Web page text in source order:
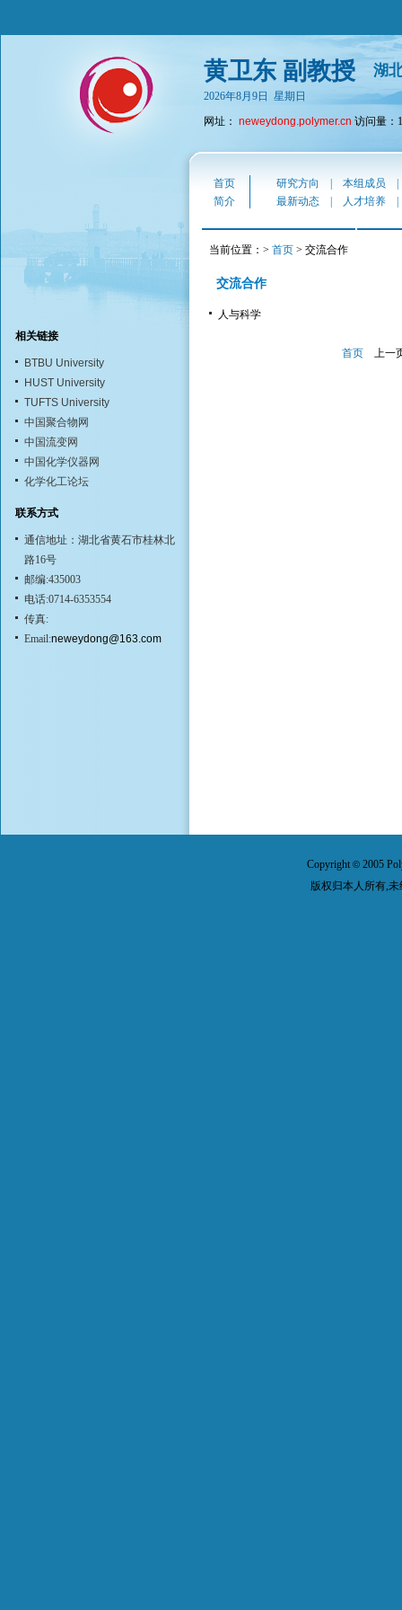
黄卫东 副教授 湖
2026年8月9日 星期日
网址： neweydong.polymer.cn 访问量：
相关链接
BTBU University
HUST University
TUFTS University
中国聚合物网
中国流变网
中国化学仪器网
化学化工论坛
联系方式
通信地址：湖北省黄石市桂林北
路16号
邮编:435003
电话:0714-6353554
传真:
Email:neweydong@163.com
首页 研究方向 本组成员
简介
最新动态 人才培养
当前位置：> 首页 > 交流合作
交流合作
人与科学
首页 上一
Copyright© 2005
版权归本人所有,